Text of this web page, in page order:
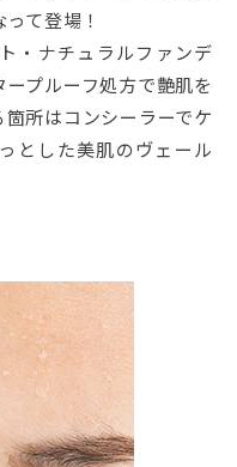
て登場！
・ナチュラルファンデ
プルーフ処方で艶肌を
所はコンシーラーでケ
とした美肌のヴェール